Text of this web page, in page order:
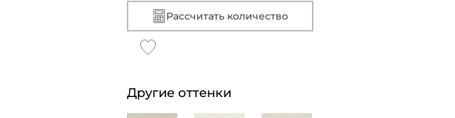
Рассчитать количество
Другие оттенки